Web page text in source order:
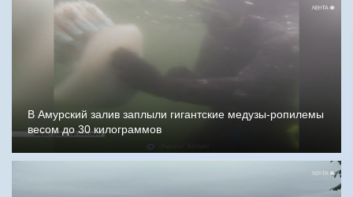
В Амурский залив заплыли гигантские медузы-ропилемы
весом до 30 килограммов